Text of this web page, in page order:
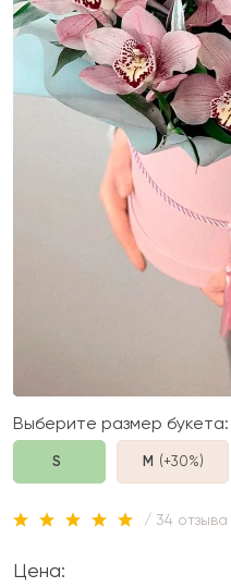
Выберите размер букета:
S M (+30%)
/ 34 отзыва
Цена: